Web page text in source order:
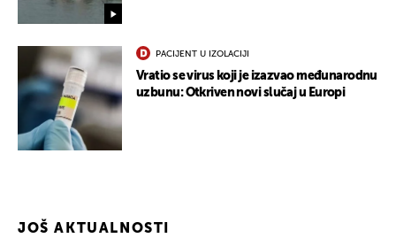
PACIJENT U IZOLACIJI
Vratio se virus koji je izazvao međunarodnu
uzbunu: Otkriven novi slučaj u Europi
JOŠ AKTUALNOSTI